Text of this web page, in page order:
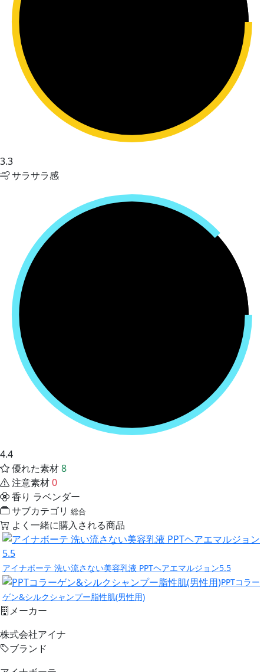
3.3
サラサラ感
4.4
優れた素材8
注意素材0
香り ラベンダー
サブカテゴリ 総合
よく一緒に購入される商品
アイナボーテ 洗い流さない美容乳液 PPTヘアエマルジョン5.5
PPTコラー
ゲン&シルクシャンプー脂性肌(男性用)
メーカー
株式会社アイナ
ブランド